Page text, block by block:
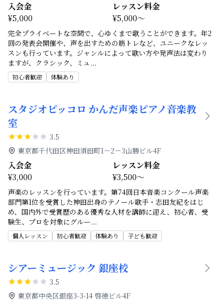
入会金
¥5,000
レッスン料金
¥5,000～
完全プライベートな空間で、心ゆくまで歌うことができます。年2
回の発表会開催や、声を出すための筋トレなど、ユニークなレッ
スンも行っています。ジャンルによって歌い方や発声法は変わり
ますが、クラシック、ミュ...
初心者歓迎 体験あり
スタジオピッコロ かんだ声楽ピアノ音楽教
室
3.5
東京都千代田区神田須田町1－2－3山勝ビル4F
入会金
¥3,000
レッスン料金
¥3,500～
声楽のレッスンを行っています。第74回日本音楽コンクール声楽
部門第1位を受賞した神田出身のテノール歌手・志田友紀をはじ
め、国内外で受賞歴のある優秀な人材を講師に迎え、初心者、受
験生、プロを対象にグルー...
個人レッスン 初心者歓迎 体験あり 子ども歓迎
シアーミュージック 銀座校
3.5
東京都中央区銀座3-3-14 啓徳ビル4F